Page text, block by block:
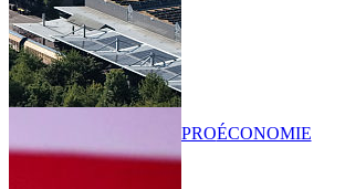
PROÉCONOMIE